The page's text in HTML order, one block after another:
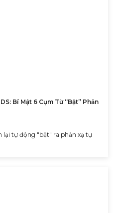
Bí Mật 6 Cụm Từ “Bật” Phản
lại tự động "bật" ra phản xạ tự